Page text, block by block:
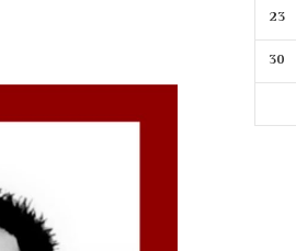
23
30